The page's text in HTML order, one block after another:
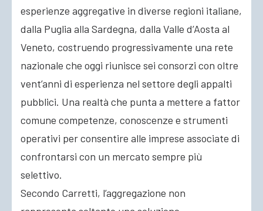
esperienze aggregative in diverse regioni italiane,
dalla Puglia alla Sardegna, dalla Valle d’Aosta al
Veneto, costruendo progressivamente una rete
nazionale che oggi riunisce sei consorzi con oltre
vent’anni di esperienza nel settore degli appalti
pubblici. Una realtà che punta a mettere a fattor
comune competenze, conoscenze e strumenti
operativi per consentire alle imprese associate di
confrontarsi con un mercato sempre più
selettivo.
Secondo Carretti, l’aggregazione non